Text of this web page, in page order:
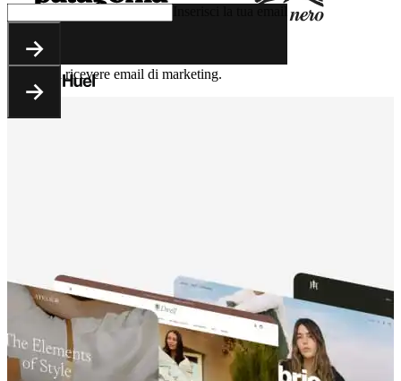
Accetti di ricevere email di marketing.